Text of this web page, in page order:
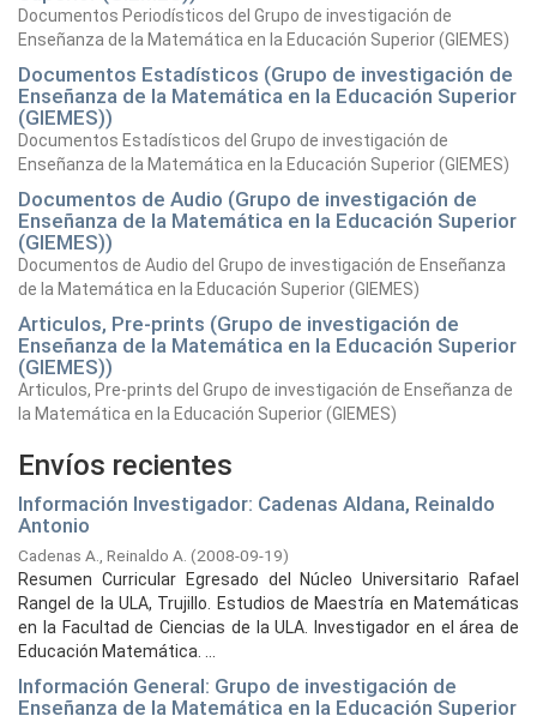
Documentos Periodísticos del Grupo de investigación de
Enseñanza de la Matemática en la Educación Superior (GIEMES)
Documentos Estadísticos (Grupo de investigación de
Enseñanza de la Matemática en la Educación Superior
(GIEMES))
Documentos Estadísticos del Grupo de investigación de
Enseñanza de la Matemática en la Educación Superior (GIEMES)
Documentos de Audio (Grupo de investigación de
Enseñanza de la Matemática en la Educación Superior
(GIEMES))
Documentos de Audio del Grupo de investigación de Enseñanza
de la Matemática en la Educación Superior (GIEMES)
Articulos, Pre-prints (Grupo de investigación de
Enseñanza de la Matemática en la Educación Superior
(GIEMES))
Articulos, Pre-prints del Grupo de investigación de Enseñanza de
la Matemática en la Educación Superior (GIEMES)
Envíos recientes
Información Investigador: Cadenas Aldana, Reinaldo
Antonio
Cadenas A., Reinaldo A. (2008-09-19)
Resumen Curricular Egresado del Núcleo Universitario Rafael
Rangel de la ULA, Trujillo. Estudios de Maestría en Matemáticas
en la Facultad de Ciencias de la ULA. Investigador en el área de
Educación Matemática. ...
Información General: Grupo de investigación de
Enseñanza de la Matemática en la Educación Superior